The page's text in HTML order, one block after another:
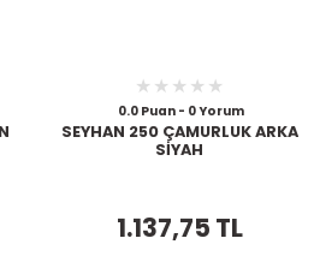
0.0 Puan - 0 Yorum
SEYHAN 250 ÇAMURLUK ARKA
SİYAH
1.137,75 TL